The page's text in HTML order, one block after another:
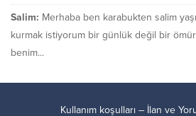
Salim: Merhaba ben karabukten salim
kurmak istiyorum bir günlük değil bir
benim...
Kullanım koşulları – İlan ve